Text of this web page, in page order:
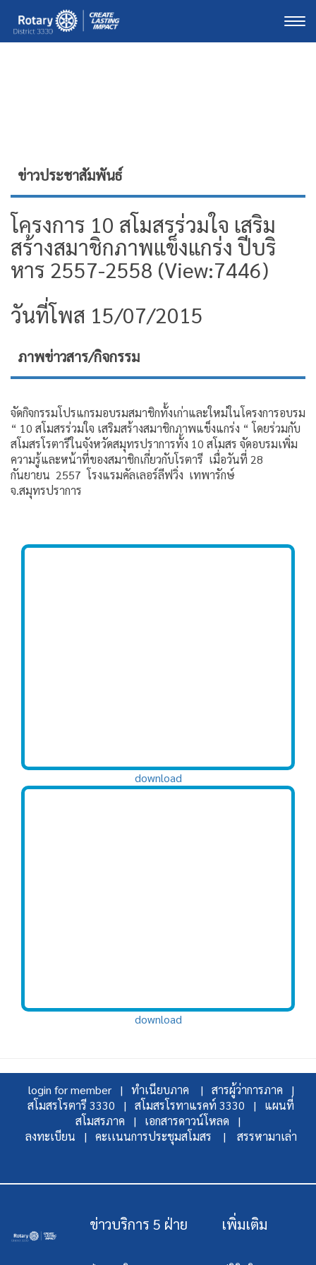
ข่าวประชาสัมพันธ์
โครงการ 10 สโมสรร่วมใจ เสริม
สร้างสมาชิกภาพแข็งแกร่ง ปีบริ
หาร 2557-2558 (View:7446)
วันที่โพส 15/07/2015
ภาพข่าวสาร/กิจกรรม
จัดกิจกรรมโปรแกรมอบรมสมาชิกทั้งเก่าและใหม่ในโครงการอบรม
“ 10 สโมสรร่วมใจ เสริมสร้างสมาชิกภาพแข็งแกร่ง “ โดยร่วมกับ
สโมสรโรตารีในจังหวัดสมุทรปราการทั้ง 10 สโมสร จัดอบรมเพิ่ม
ความรู้และหน้าที่ของสมาชิกเกี่ยวกับโรตารี เมื่อวันที่ 28
กันยายน 2557 โรงแรมคัลเลอร์ลีฟวิ่ง เทพารักษ์
จ.สมุทรปราการ
download
download
login for member | ทำเนียบภาค |
สารผู้ว่าการภาค |
สโมสรโรตารี 3330 |
สโมสรโรทาแรคท์ 3330 |
แผนที่
สโมสรภาค |
เอกสารดาวน์โหลด |
ลงทะเบียน |
คะเเนนการประชุมสโมสร | สรรหามาเล่า
ข่าวบริการ 5 ฝ่าย เพิ่มเติม